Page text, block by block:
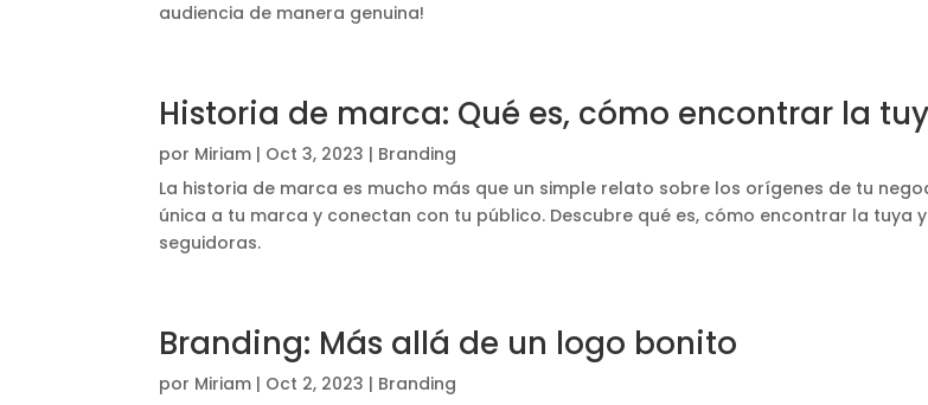
audiencia de manera genuina!
Historia de marca: Qué es, cómo encontrar la
por Miriam | Oct 3, 2023 | Branding
La historia de marca es mucho más que un simple relato sobre los orígenes de tu
única a tu marca y conectan con tu público. Descubre qué es, cómo encontrar la
seguidoras.
Branding: Más allá de un logo bonito
por Miriam | Oct 2, 2023 | Branding